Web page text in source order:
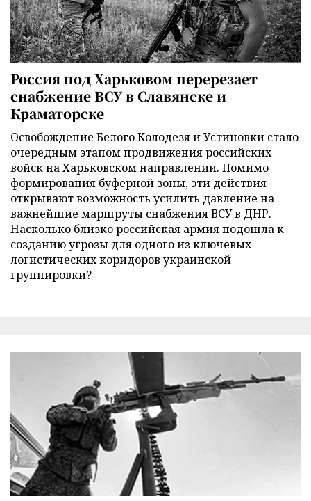
Россия под Харьковом перерезает
снабжение ВСУ в Славянске и
Краматорске
Освобождение Белого Колодезя и Устиновки стало
очередным этапом продвижения российских
войск на Харьковском направлении. Помимо
формирования буферной зоны, эти действия
открывают возможность усилить давление на
важнейшие маршруты снабжения ВСУ в ДНР.
Насколько близко российская армия подошла к
созданию угрозы для одного из ключевых
логистических коридоров украинской
группировки?